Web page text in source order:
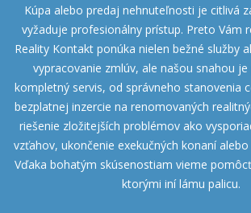
Kúpa alebo predaj nehnuteľnosti je citlivá
vyžaduje profesionálny prístup. Preto Vám
Reality Kontakt ponúka nielen bežné služby
vypracovanie zmlúv, ale našou snahou
kompletný servis, od správneho stanovenia
bezplatnej inzercie na renomovaných
riešenie zložitejších problémov ako
vzťahov, ukončenie exekučných konaní
Vďaka bohatým skúsenostiam vieme
ktorými iní lámu palicu.